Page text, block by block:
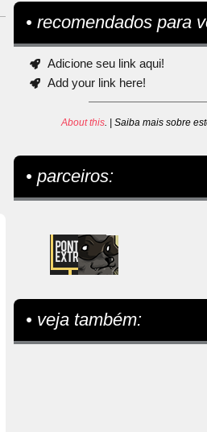
• recomendados para
Adicione seu link aqui!
Add your link here!
About this. | Saiba mais sobre
• parceiros:
• veja também: